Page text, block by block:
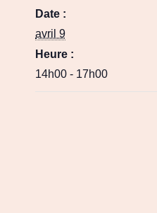
Date :
avril 9
Heure :
14h00 - 17h00